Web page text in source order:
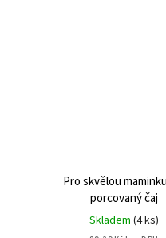
Pro skvělou
porcovaný čaj
Skladem (4 ks)